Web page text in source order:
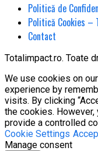
Politică de
Politică Cookies –
Contact
Totalimpact.ro. Toate
We use cookies on
experience by
visits. By clicking
the cookies.
provide a controlled
Cookie Settings
Manage consent